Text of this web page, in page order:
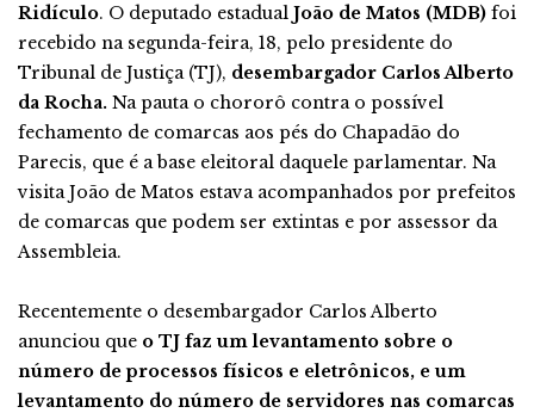
Ridículo. O deputado estadual João de Matos (MDB) foi
recebido na segunda-feira, 18, pelo presidente do
Tribunal de Justiça (TJ), desembargador Carlos Alberto
da Rocha. Na pauta o chororô contra o possível
fechamento de comarcas aos pés do Chapadão do
Parecis, que é a base eleitoral daquele parlamentar. Na
visita João de Matos estava acompanhados por prefeitos
de comarcas que podem ser extintas e por assessor da
Assembleia.
Recentemente o desembargador Carlos Alberto
anunciou que o TJ faz um levantamento sobre o
número de processos físicos e eletrônicos, e um
levantamento do número de servidores nas comarcas